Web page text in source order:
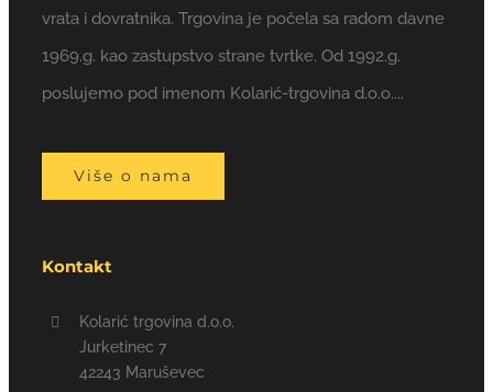
vrata i dovratnika. Trgovina je počela sa radom davne
1969.g. kao zastupstvo strane tvrtke. Od 1992.g.
poslujemo pod imenom Kolarić-trgovina d.o.o....
Više o nama
Kontakt
Kolarić trgovina d.o.o.
Jurketinec 7
42243 Maruševec